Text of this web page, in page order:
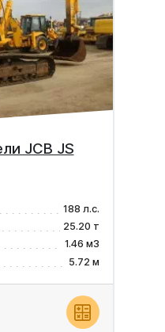
JCB JS
188 л.с.
25.20 т
1.46 м3
5.72 м